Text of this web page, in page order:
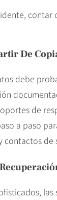
De
debe
de
a paso
contactos